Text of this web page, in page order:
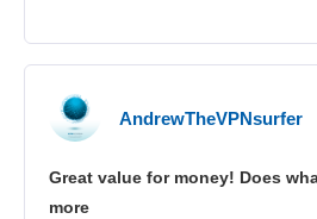
AndrewTheVPNsurfer
Great value for money! Does
more